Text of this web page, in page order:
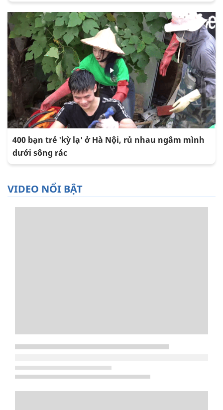
400 bạn trẻ 'kỳ lạ' ở Hà Nội, rủ nhau ngâm mình
dưới sông rác
VIDEO NỔI BẬT